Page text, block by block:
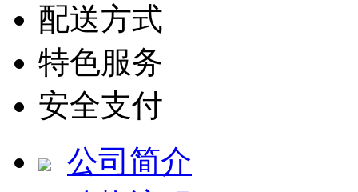
配送方式
特色服务
安全支付
公司简介